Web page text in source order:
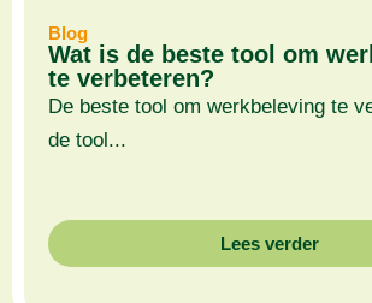
Blog
Wat is de beste tool om
te verbeteren?
De beste tool om werkbeleving te
de tool...
Lees verder